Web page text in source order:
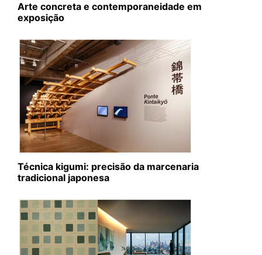
Arte concreta e contemporaneidade em
exposição
Técnica kigumi: precisão da marcenaria
tradicional japonesa